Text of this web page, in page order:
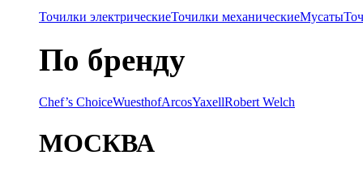
Точилки электрическиеТочилки механическиеМусаты
По бренду
Chef’s ChoiceWuesthofArcosYaxellRobert Welch
МОСКВА